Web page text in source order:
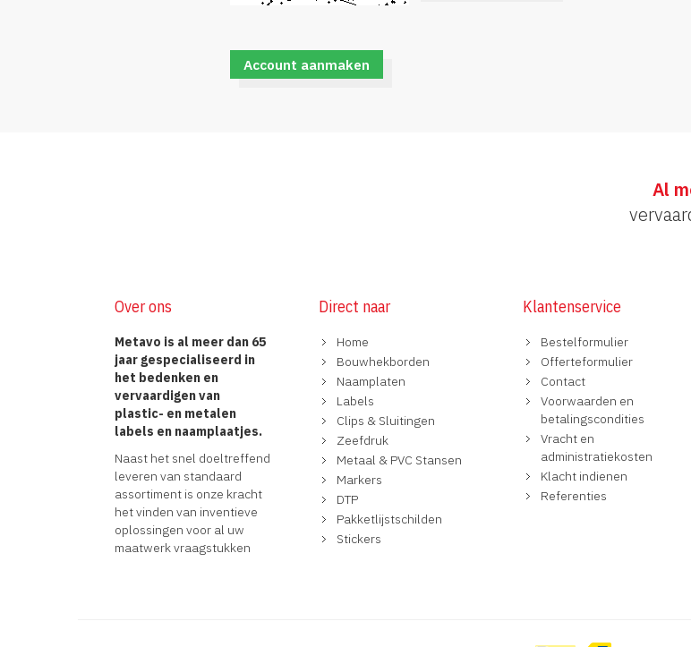
Account aanmaken
Al
Over ons
Metavo is al meer dan 65
jaar gespecialiseerd in
het bedenken en
vervaardigen van
plastic- en metalen
labels en naamplaatjes.
Naast het snel doeltreffend
leveren van standaard
assortiment is onze kracht
het vinden van inventieve
oplossingen voor al uw
maatwerk vraagstukken
Direct naar
Home
Bouwhekborden
Naamplaten
Labels
Clips & Sluitingen
Zeefdruk
Metaal & PVC Stansen
Markers
DTP
Pakketlijstschilden
Stickers
Klantenservice
Bestelformulier
Offerteformulier
Contact
Voorwaarden en
betalingscondities
Vracht en
administratiekosten
Klacht indienen
Referenties